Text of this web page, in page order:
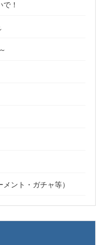
！
ント・ガチャ等）